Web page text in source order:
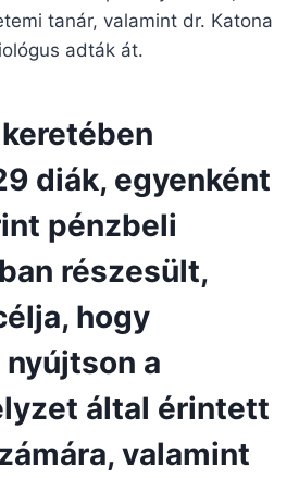
tanár, valamint dr. Katona
adták át.
diák, egyenként
pénzbeli
részesült,
hogy
a
által érintett
valamint